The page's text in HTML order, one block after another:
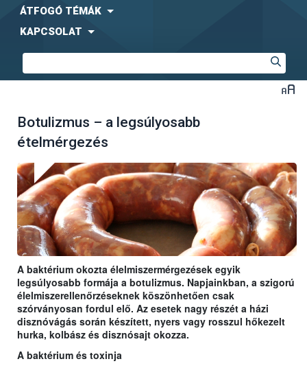
ÁTFOGÓ TÉMÁK
KAPCSOLAT
Botulizmus – a legsúlyosabb
ételmérgezés
A baktérium okozta élelmiszermérgezések egyik
legsúlyosabb formája a botulizmus. Napjainkban, a szigorú
élelmiszerellenőrzéseknek köszönhetően csak
szórványosan fordul elő. Az esetek nagy részét a házi
disznóvágás során készített, nyers vagy rosszul hőkezelt
hurka, kolbász és disznósajt okozza.
A baktérium és toxinja